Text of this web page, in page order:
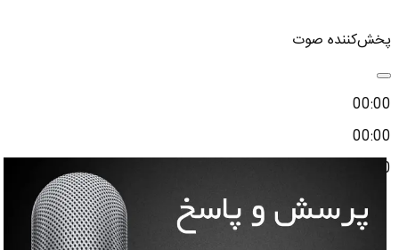
پخش‌کننده صوت
00:00
00:00
00:00